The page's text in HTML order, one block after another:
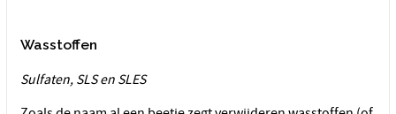
Wasstoffen
Sulfaten, SLS en SLES